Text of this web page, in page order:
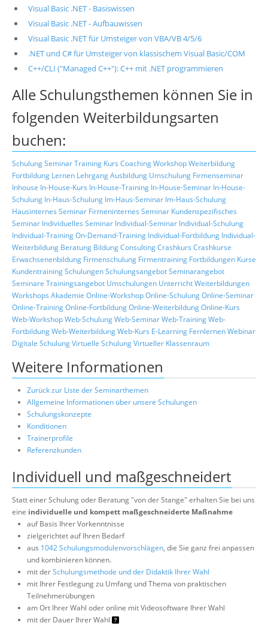
Visual Basic .NET - Basiswissen
Visual Basic .NET - Aufbauwissen
Visual Basic .NET für Umsteiger von VBA/VB 4/5/6
.NET und C# für Umsteiger von klassischem Visual Basic/COM
C++/CLI ("Managed C++"): C++ mit .NET programmieren
Alle Schulungsthemen können Sie in
folgenden Weiterbildungsarten
buchen:
SchulungSeminarTraining Kurs CoachingWorkshopWeiterbildung
Fortbildung Lernen LehrgangAusbildung Umschulung Firmenseminar
Inhouse In-House-Kurs In-House-Training In-House-Seminar In-House-
Schulung In-Haus-Schulung Im-Haus-Seminar Im-Haus-Schulung
Hausinternes Seminar Firmeninternes Seminar Kundenspezifisches
Seminar Individuelles Seminar Individual-Seminar Individual-Schulung
Individual-TrainingOn-Demand-Training Individual-Fortbildung Individual-
Weiterbildung Beratung BildungConsultingCrashkurs Crashkurse
Erwachsenenbildung Firmenschulung Firmentraining Fortbildungen Kurse
KundentrainingSchulungenSchulungsangebotSeminarangebot
Seminare Trainingsangebot Umschulungen UnterrichtWeiterbildungen
Workshops Akademie Online-WorkshopOnline-SchulungOnline-Seminar
Online-TrainingOnline-FortbildungOnline-WeiterbildungOnline-Kurs
Web-WorkshopWeb-SchulungWeb-SeminarWeb-TrainingWeb-
FortbildungWeb-WeiterbildungWeb-Kurs E-Learning FernlernenWebinar
Digitale SchulungVirtuelle SchulungVirtueller Klassenraum
Weitere Informationen
Zurück zur Liste der Seminarthemen
Allgemeine Informationen über unsere Schulungen
Schulungskonzepte
Konditionen
Trainerprofile
Referenzkunden
Individuell und maßgeschneidert
Statt einer Schulung oder Beratung "von der Stange" erhalten Sie bei uns
eine individuelle und kompett maßgeschneiderte Maßnahme
auf Basis Ihrer Vorkenntnisse
zielgerichtet auf Ihren Bedarf
aus 1042 Schulungsmodulenvorschlägen, die Sie ganz frei anpassen
und kombinieren können.
mit derSchulungsmethode und der Didaktik Ihrer Wahl
mit Ihrer Festlegung zu Umfang und Thema von praktischen
Teilnehmerübungen
am Ort Ihrer Wahl oder online mit Videosoftware Ihrer Wahl
mit der Dauer Ihrer Wahl